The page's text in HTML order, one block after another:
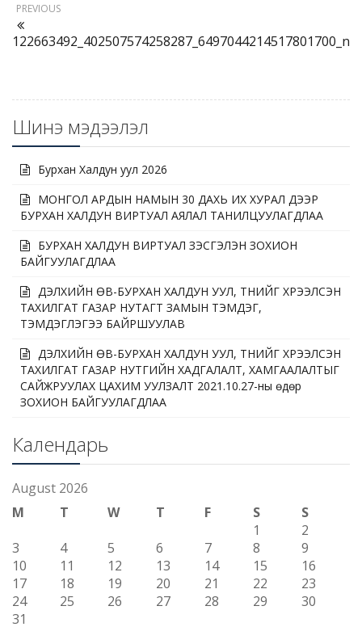
PREVIOUS
122663492_402507574258287_6497044214517801700_n
Шинэ мэдээлэл
Бурхан Халдун уул 2026
МОНГОЛ АРДЫН НАМЫН 30 ДАХЬ ИХ ХУРАЛ ДЭЭР
БУРХАН ХАЛДУН ВИРТУАЛ АЯЛАЛ ТАНИЛЦУУЛАГДЛАА
БУРХАН ХАЛДУН ВИРТУАЛ ҮЗЭСГЭЛЭН ЗОХИОН
БАЙГУУЛАГДЛАА
ДЭЛХИЙН ӨВ-БУРХАН ХАЛДУН УУЛ, ТҮҮНИЙГ ХҮРЭЭЛСЭН
ТАХИЛГАТ ГАЗАР НУТАГТ ЗАМЫН ТЭМДЭГ,
ТЭМДЭГЛЭГЭЭ БАЙРШУУЛАВ
ДЭЛХИЙН ӨВ-БУРХАН ХАЛДУН УУЛ, ТҮҮНИЙГ ХҮРЭЭЛСЭН
ТАХИЛГАТ ГАЗАР НУТГИЙН ХАДГАЛАЛТ, ХАМГААЛАЛТЫГ
САЙЖРУУЛАХ ЦАХИМ УУЛЗАЛТ 2021.10.27-ны өдөр
ЗОХИОН БАЙГУУЛАГДЛАА
Календарь
August 2026
M
T W T F S
S
1
2
3
4 5 6 7 8
9
10
11 12 13 14 15
16
17
18 19 20 21 22
23
24
25 26 27 28 29
30
31